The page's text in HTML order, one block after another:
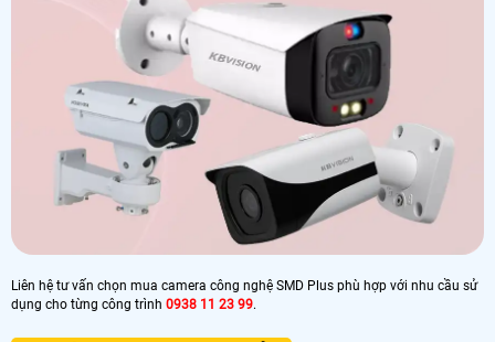
Liên hệ tư vấn chọn mua camera công nghệ SMD Plus phù hợp với nhu cầu sử
dụng cho từng công trình 0938 11 23 99.